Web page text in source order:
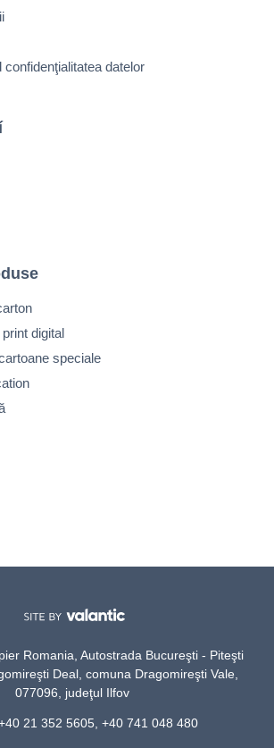
confidenţialitatea datelor
digital
speciale
Romania, Autostrada Bucureşti - Piteşti
Deal, comuna Dragomireşti Vale,
077096, judeţul Ilfov
21 352 5605, +40 741 048 480